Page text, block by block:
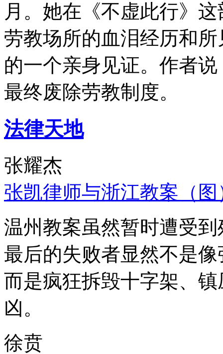
月。她在《不虚此行》
劳教场所的血泪经历和
的一个亲身见证。作者
最终废除劳教制度。
法律天地
张耀杰
张凯律师与浙江教案（图
温州教案虽然暂时遭受
最后的失败者显然不是
而是疯狂拆毁十字架、
凶。
徐贲